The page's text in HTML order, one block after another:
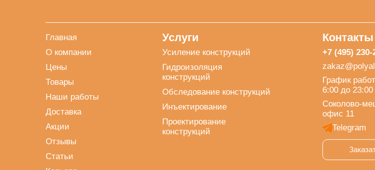
Главная
О компании
Цены
Товары
Наши работы
Доставка
Акции
Отзывы
Статьи
Услуги
Усиление конструкций
Гидроизоляция
конструкций
Обследование конструкций
Инъектирование
Проектирование
конструкций
Контакты
+7 (495) 230-
График
6:00 до 23:00
Соколово-
офис 11
Telegram